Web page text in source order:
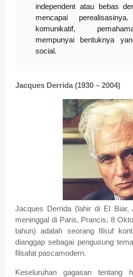
independent atau bebas
mencapai
komunikatif,
mempunyai bentuknya
social.
Jacques Derrida (1930 – 2004)
Jacques Derrida (lahir di El Biar,
meninggal di Paris, Prancis, 8
tahun) adalah seorang filsuf
dianggap sebagai pengusung
filsafat pascamodern.
Keseluruhan gagasan tentang